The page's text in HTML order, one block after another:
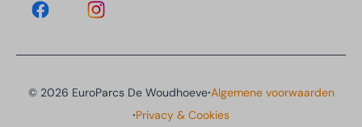
© 2026 EuroParcs De Woudhoeve·Algemene voorwaarden
·Privacy & Cookies